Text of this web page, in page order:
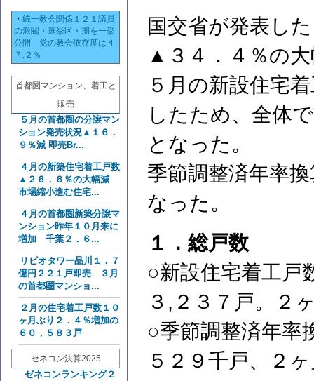
・ 統一教会関係１２１議員
の派閥・選挙区・期を一挙
公開 党の教会依存度は４
７.２％
首都圏マンション、着工と
販売
５月の首都圏の分譲マン
ション発売状況▲１６．
９％減 即売Br...
４月の新築住宅着工戸数
▲２６．６％の大幅減
市場縮小進む住宅...
４月の首都圏新築分譲マ
ンション昨年１０月来に
増加 千葉２．６...
リビオタワー品川１．７
億円２２１戸即売 ３月
の首都圏マンショ...
２月の住宅着工戸数１０
ヶ月ぶり２．４％増加の
６０，５８３戸
ゼネコン決算2025
ゼネコンランキング２
国交省が発表し
▲３４．４％の
５月の新設住宅
したため、全体
となった。
季節調整済年率
なった。
１．総戸数
○新設住宅着工戸
３,２３７戸。２
○季節調整済年率
５２９千戸、２